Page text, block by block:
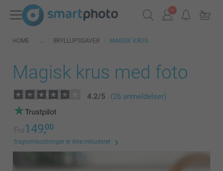
HOME BRYLLUPSGAVER MAGISK KRUS
Magisk krus med foto
4.2/5 (26 anmeldelser)
Fra149,00
fragtomkostninger er ikke inkluderet